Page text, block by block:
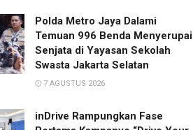
Polda Metro Jaya Dalami
Temuan 996 Benda Menyerupai
Senjata di Yayasan Sekolah
Swasta Jakarta Selatan
7 AGUSTUS 2026
inDrive Rampungkan Fase